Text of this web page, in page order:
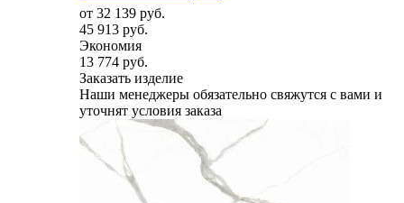
от 32 139 руб.
45 913 руб.
Экономия
13 774 руб.
Заказать изделие
Наши менеджеры обязательно свяжутся с вами и
уточнят условия заказа